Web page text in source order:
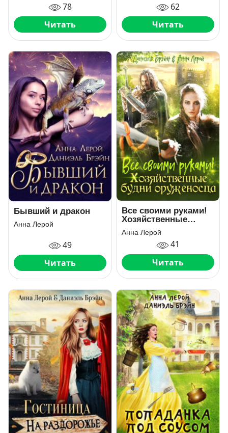
78
Читать
62
Читать
Бывший и дракон
Анна Лерой
49
Читать
Все своими руками!
Хозяйственные
будни оруженосца
Анна Лерой
41
Читать